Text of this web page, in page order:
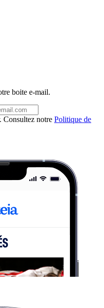
boite e-mail.
Consultez notre Politique de